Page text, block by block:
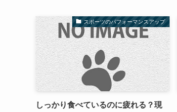
スポーツのパフォーマンスアップ
しっかり食べているのに疲れる？現